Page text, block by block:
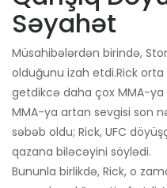
Səyahət
Müsahibələrdən birində,
olduğunu izah etdi.Rick
getdikcə daha çox MMA-
MMA-ya artan sevgisi son
səbəb oldu; Rick, UFC
qazana biləcəyini söylədi.
Bununla birlikdə, Rick, o